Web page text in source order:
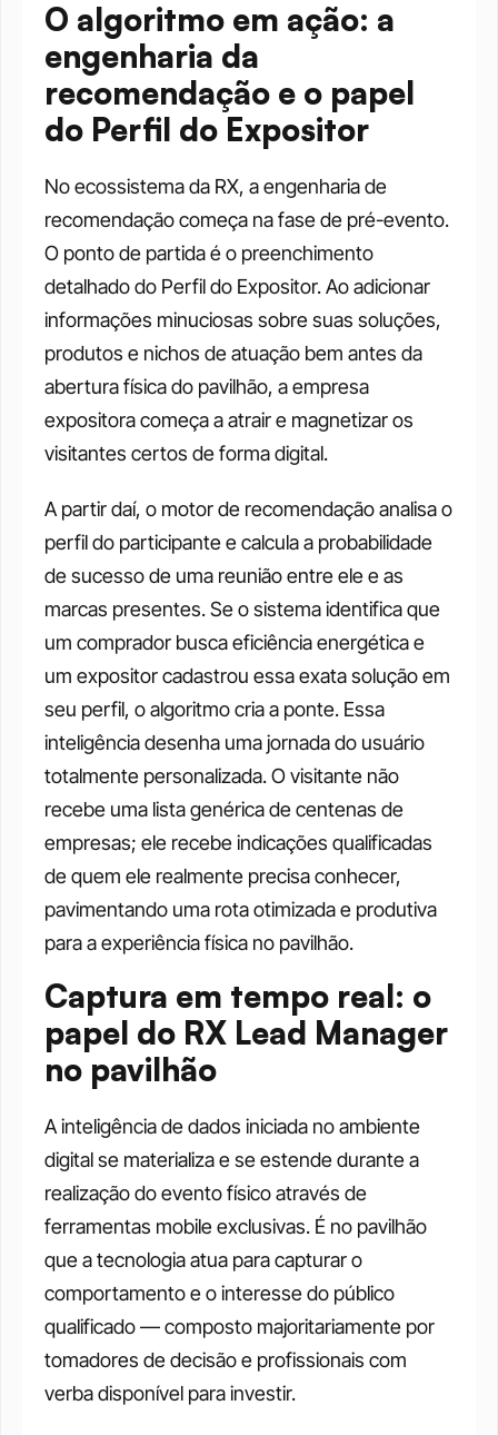
O algoritmo em ação: a
engenharia da
recomendação e o papel
do Perfil do Expositor
No ecossistema da RX, a engenharia de
recomendação começa na fase de pré-evento.
O ponto de partida é o preenchimento
detalhado do Perfil do Expositor. Ao adicionar
informações minuciosas sobre suas soluções,
produtos e nichos de atuação bem antes da
abertura física do pavilhão, a empresa
expositora começa a atrair e magnetizar os
visitantes certos de forma digital.
A partir daí, o motor de recomendação analisa o
perfil do participante e calcula a probabilidade
de sucesso de uma reunião entre ele e as
marcas presentes. Se o sistema identifica que
um comprador busca eficiência energética e
um expositor cadastrou essa exata solução em
seu perfil, o algoritmo cria a ponte. Essa
inteligência desenha uma jornada do usuário
totalmente personalizada. O visitante não
recebe uma lista genérica de centenas de
empresas; ele recebe indicações qualificadas
de quem ele realmente precisa conhecer,
pavimentando uma rota otimizada e produtiva
para a experiência física no pavilhão.
Captura em tempo real: o
papel do RX Lead Manager
no pavilhão
A inteligência de dados iniciada no ambiente
digital se materializa e se estende durante a
realização do evento físico através de
ferramentas mobile exclusivas. É no pavilhão
que a tecnologia atua para capturar o
comportamento e o interesse do público
qualificado — composto majoritariamente por
tomadores de decisão e profissionais com
verba disponível para investir.